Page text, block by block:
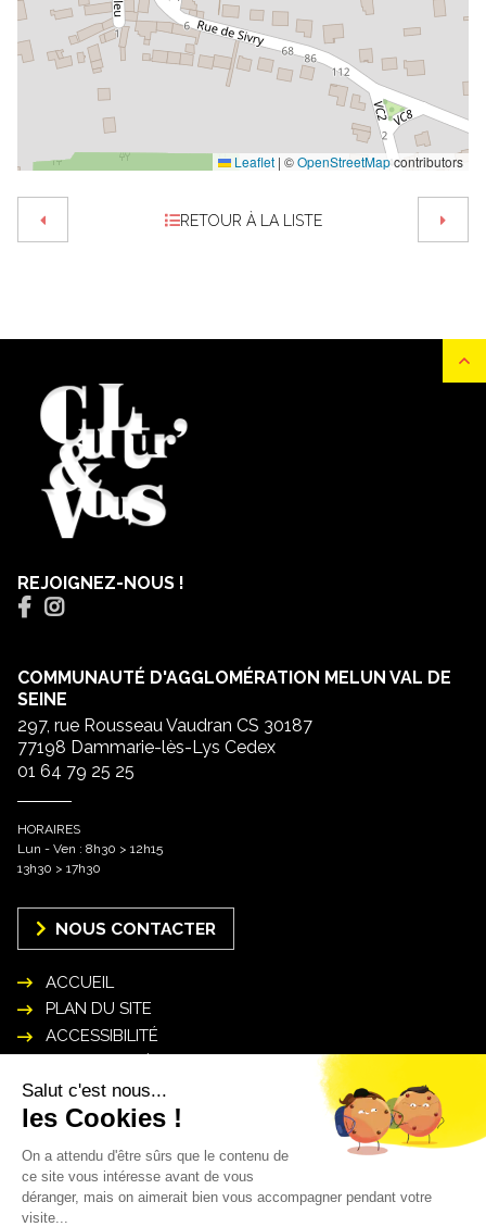
Leaflet | ©OpenStreetMapcontributors
RETOUR À LA LISTE
REJOIGNEZ-NOUS !
COMMUNAUTÉ D'AGGLOMÉRATION MELUN VAL DE
SEINE
297, rue Rousseau Vaudran CS 30187
77198 Dammarie-lès-Lys Cedex
01 64 79 25 25
HORAIRES
Lun - Ven : 8h30 > 12h15
13h30 > 17h30
NOUS CONTACTER
ACCUEIL
PLAN DU SITE
ACCESSIBILITÉ
POLITIQUE DE GESTION DES DONNÉES
PERSONNELLES
INSCRIPTION NEWSLETTER